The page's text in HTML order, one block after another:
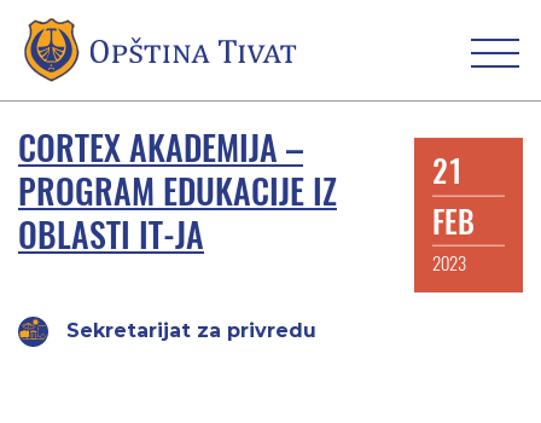
CORTEX AKADEMIJA –
PROGRAM EDUKACIJE IZ
OBLASTI IT-JA
21
FEB
2023
Sekretarijat za privredu